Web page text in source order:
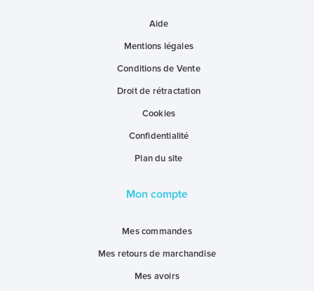
Aide
Mentions légales
Conditions de Vente
Droit de rétractation
Cookies
Confidentialité
Plan du site
Mon compte
Mes commandes
Mes retours de marchandise
Mes avoirs